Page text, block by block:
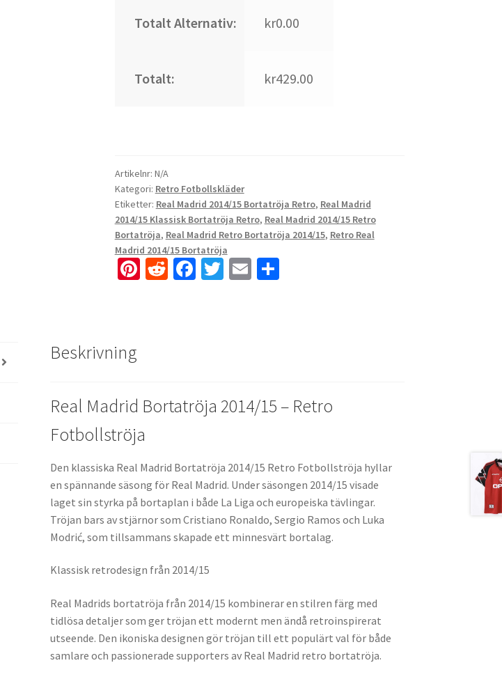
Totalt Alternativ: kr0.00
Totalt: kr429.00
Artikelnr: N/A
Kategori: Retro Fotbollskläder
Etiketter: Real Madrid 2014/15 Bortatröja Retro, Real Madrid
2014/15 Klassisk Bortatröja Retro, Real Madrid 2014/15 Retro
Bortatröja, Real Madrid Retro Bortatröja 2014/15, Retro Real
Madrid 2014/15 Bortatröja
Pi R Fa T E D
Beskrivning
Real Madrid Bortatröja 2014/15 – Retro
Fotbollströja
Den klassiska Real Madrid Bortatröja 2014/15 Retro Fotbollströja hyllar
en spännande säsong för Real Madrid. Under säsongen 2014/15 visade
laget sin styrka på bortaplan i både La Liga och europeiska tävlingar.
Tröjan bars av stjärnor som Cristiano Ronaldo, Sergio Ramos och Luka
Modrić, som tillsammans skapade ett minnesvärt bortalag.
Klassisk retrodesign från 2014/15
Real Madrids bortatröja från 2014/15 kombinerar en stilren färg med
tidlösa detaljer som ger tröjan ett modernt men ändå retroinspirerat
utseende. Den ikoniska designen gör tröjan till ett populärt val för både
samlare och passionerade supporters av Real Madrid retro bortatröja.